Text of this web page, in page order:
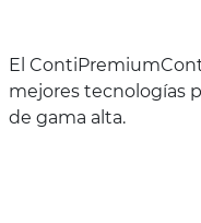
El
mejores tecnologías
de gama alta.